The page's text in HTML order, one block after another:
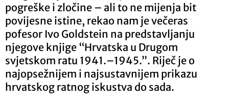
pogreške i zločine – ali to ne mijenja bit
povijesne istine, rekao nam je večeras
pofesor Ivo Goldstein na predstavljanju
njegove knjige “Hrvatska u Drugom
svjetskom ratu 1941.–1945.”. Riječ je o
najopsežnijem i najsustavnijem prikazu
hrvatskog ratnog iskustva do sada.